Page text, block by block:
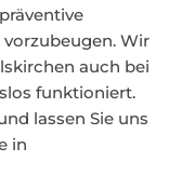
Wir
auch bei
funktioniert.
lassen Sie uns
in